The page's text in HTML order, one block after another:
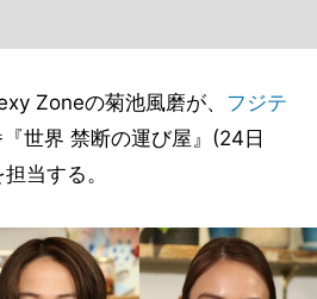
Zoneの菊池風磨が、 フジテ
世界 禁断の運び屋』(24日
当する。